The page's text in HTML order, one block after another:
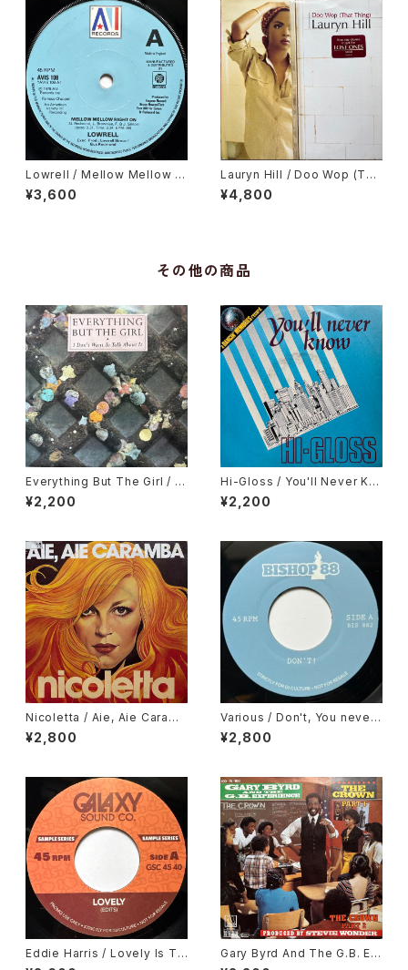
Lowrell / Mellow Mellow Ri
ght On
¥3,600
Lauryn Hill / Doo Wop (Tha
t Thing)
¥4,800
その他の商品
Everything But The Girl / I
Don't Want To Talk About I
t
¥2,200
Hi-Gloss / You'll Never Kn
ow
¥2,200
Nicoletta / Aie, Aie Caramb
a
¥2,800
Various / Don't, You never
Come Closer
¥2,800
Eddie Harris / Lovely Is To
day, Deodato / September
Gary Byrd And The G.B. Ex
perience / The Crown